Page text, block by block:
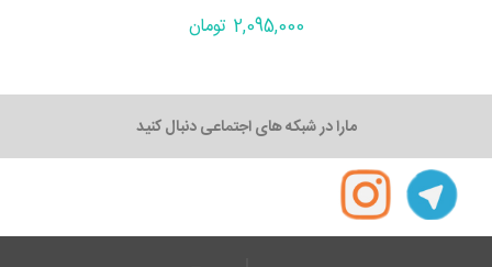
2,095,000 تومان
مارا در شبکه های اجتماعی دنبال کنید